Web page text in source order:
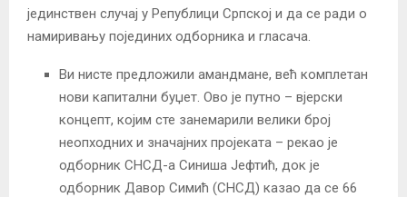
јединствен случај у Републици Српској и да се ради о
намиривању појединих одборника и гласача.
Ви нисте предложили амандмане, већ комплетан
нови капитални буџет. Ово је путно – вјерски
концепт, којим сте занемарили велики број
неопходних и значајних пројеката – рекао је
одборник СНСД-а Синиша Јефтић, док је
одборник Давор Симић (СНСД) казао да се 66